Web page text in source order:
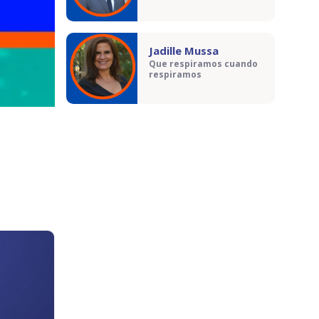
Jadille Mussa
Que respiramos cuando
respiramos